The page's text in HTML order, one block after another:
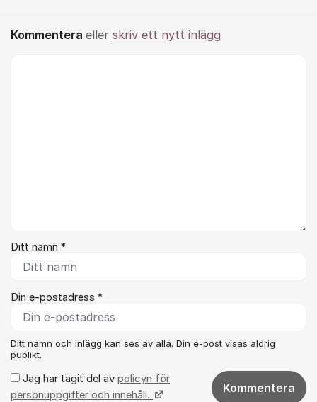
Kommentera eller skriv ett nytt inlägg
Ditt namn *
Din e-postadress *
Ditt namn och inlägg kan ses av alla. Din e-post visas aldrig
publikt.
Jag har tagit del av policyn för
personuppgifter och innehåll.
Kommentera